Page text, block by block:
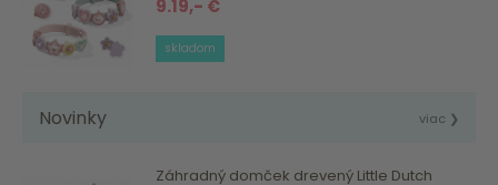
9.19,- €
skladom
Novinky viac ❯
Záhradný domček drevený Little Dutch